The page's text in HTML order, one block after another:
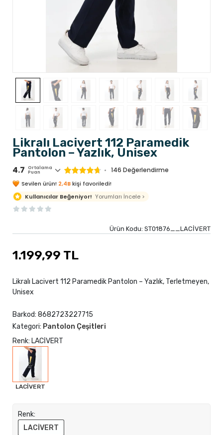
Likralı Lacivert 112 Paramedik
Pantolon – Yazlık, Unisex
4.7 Ortalama
Puan 146 Değerlendirme
Sevilen ürün! 2,4Bkişi favoriledi!
Kullanıcılar Beğeniyor! Yorumları İncele >
Ürün Kodu: ST01876__LACİVERT
1.199,99 TL
Likralı Lacivert 112 Paramedik Pantolon – Yazlık, Terletmeyen,
Unisex
Barkod: 8682723227715
Kategori: Pantolon Çeşitleri
Renk: LACİVERT
LACİVERT
Renk:
LACİVERT